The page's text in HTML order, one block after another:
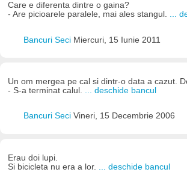
Care e diferenta dintre o gaina?
- Are picioarele paralele, mai ales stangul. ...
Bancuri Seci Miercuri, 15 Iunie 2011
Un om mergea pe cal si dintr-o data a cazut.
- S-a terminat calul. ... deschide bancul
Bancuri Seci Vineri, 15 Decembrie 2006
Erau doi lupi.
Si bicicleta nu era a lor.
... deschide bancul